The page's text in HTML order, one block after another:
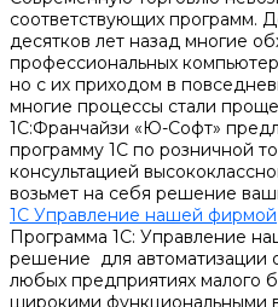
соответствующих программ.
десятков лет назад многие
профессиональных
но с их приходом в
многие процессы стали
1С:Франчайзи «Ю-Софт»
программу 1С по розничной
консультацией
возьмет на себя решение
1С Управление нашей фирмой
Программа 1С: Управление
решение для автоматизации
любых предприятиях малого
широкими функциональными